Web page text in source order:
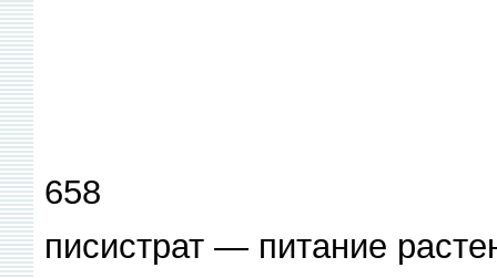
658
писистрат — питание